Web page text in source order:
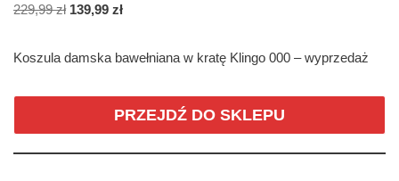
229,99zł 139,99 zł
Koszula damska bawełniana w kratę Klingo 000 – wyprzedaż
PRZEJDŹ DO SKLEPU